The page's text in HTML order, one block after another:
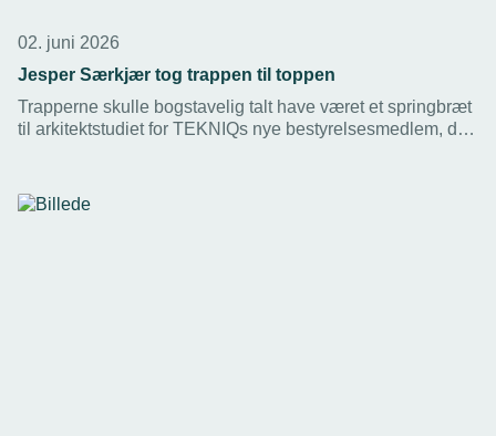
02. juni 2026
Jesper Særkjær tog trappen til toppen
Trapperne skulle bogstavelig talt have været et springbræt
til arkitektstudiet for TEKNIQs nye bestyrelsesmedlem, da